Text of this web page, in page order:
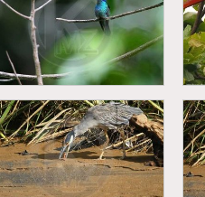
Singe hurleur a manteau
(Alouatta palliata)
Colibri thalassin (Colibri
thalassinus)